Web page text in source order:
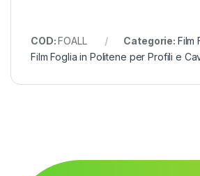
COD:FOALL Categorie: Film
Film Foglia in Politene per Profili e